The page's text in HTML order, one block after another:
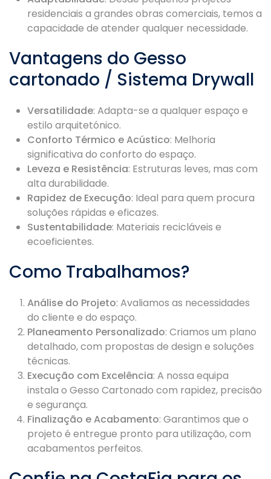
residenciais a grandes obras comerciais, temos a
capacidade de atender qualquer necessidade.
Vantagens do Gesso
cartonado / Sistema Drywall
Versatilidade: Adapta-se a qualquer espaço e
estilo arquitetónico.
Conforto Térmico e Acústico: Melhoria
significativa do conforto do espaço.
Leveza e Resistência: Estruturas leves, mas com
alta durabilidade.
Rapidez de Execução: Ideal para quem procura
soluções rápidas e eficazes.
Sustentabilidade: Materiais recicláveis e
ecoeficientes.
Como Trabalhamos?
Análise do Projeto: Avaliamos as necessidades
do cliente e do espaço.
Planeamento Personalizado: Criamos um plano
detalhado, com propostas de design e soluções
técnicas.
Execução com Excelência: A nossa equipa
instala o Gesso Cartonado com rapidez, precisão
e segurança.
Finalização e Acabamento: Garantimos que o
projeto é entregue pronto para utilização, com
acabamentos perfeitos.